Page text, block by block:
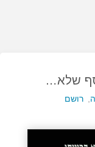
שלא…
רושם